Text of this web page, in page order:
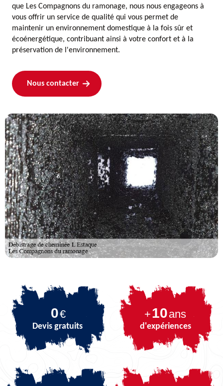
que Les Compagnons du ramonage, nous nous engageons à
vous offrir un service de qualité qui vous permet de
maintenir un environnement domestique à la fois sûr et
écoénergétique, contribuant ainsi à votre confort et à la
préservation de l'environnement.
Nous contacter
0€
Devis gratuits
+10ans
d'expériences